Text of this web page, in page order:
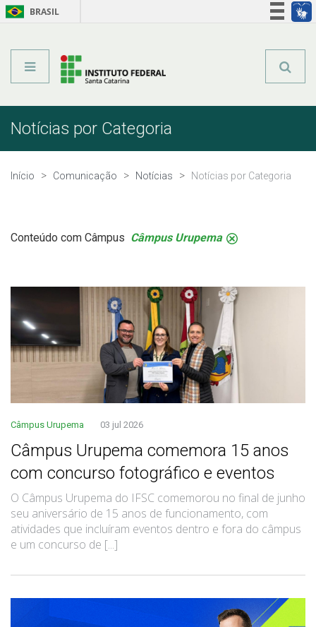
BRASIL
Notícias por Categoria
Início Comunicação Notícias Notícias por Categoria
Conteúdo com Câmpus Câmpus Urupema .
Câmpus Urupema 03 jul 2026
Câmpus Urupema comemora 15 anos
com concurso fotográfico e eventos
O Câmpus Urupema do IFSC comemorou no final de junho
seu aniversário de 15 anos de funcionamento, com
atividades que incluíram eventos dentro e fora do câmpus
e um concurso de [...]